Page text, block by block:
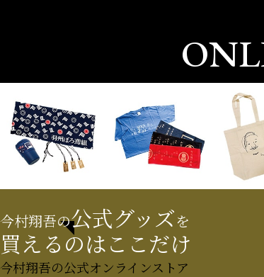
今村翔吾の公式グッズを
買えるのはここだけ
今村翔吾の公式オンラインストア